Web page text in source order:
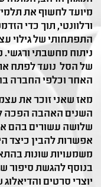
מיועד לחשוף את
ורלוונטי, תוך כדי
התפתחותי של גילוי
ניתוח מחשבתי
של הסל נועד לפתח
האחר וכלפי החברה
מאז שאני זוכר את
השנים האהבה הפכה
שלושה עשורים בהם
אפשרות להבין כיצד
משמעויות שונות
בנוסף להגשת סיפור
יוצרי סרטים